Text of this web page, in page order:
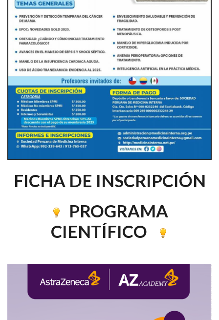
FICHA DE INSCRIPCIÓN
PROGRAMA
CIENTÍFICO